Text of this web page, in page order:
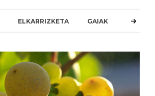
ELKARRIZKETA GAIAK